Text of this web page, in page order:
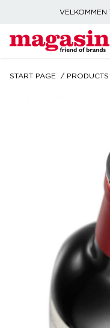
VELKOMMEN
START PAGE PRODUCTS